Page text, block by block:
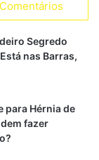
S
Comentários
Segredo
nas Barras,
para Hérnia de
fazer